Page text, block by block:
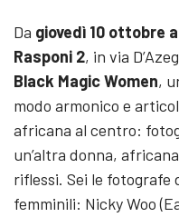
Da giovedì 10 ottobre
Rasponi 2, in via
Black Magic Women,
modo armonico e
africana al centro:
un’altra donna,
riflessi. Sei le
femminili: Nicky Woo